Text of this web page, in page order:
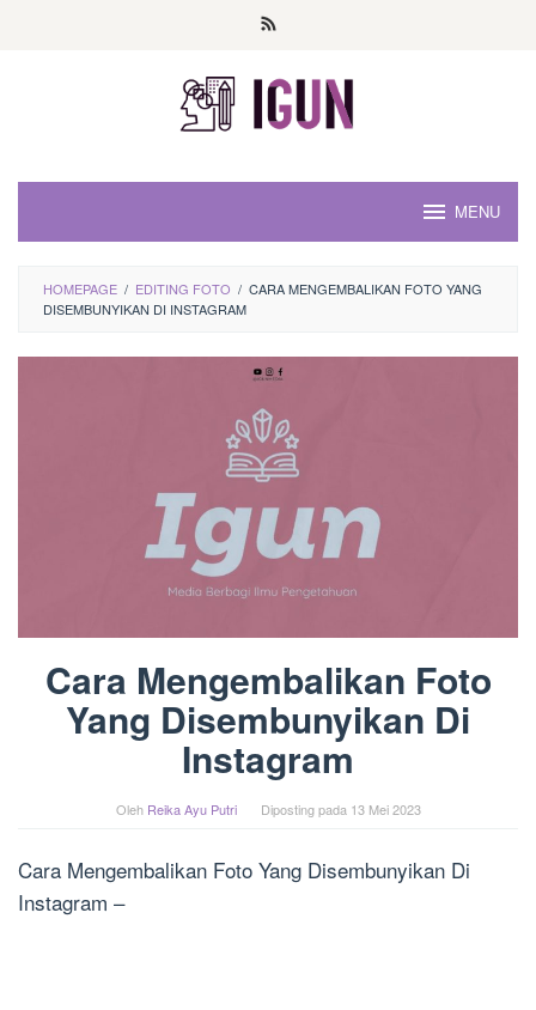
MENU
HOMEPAGE / EDITING FOTO / CARA MENGEMBALIKAN FOTO YANG
DISEMBUNYIKAN DI INSTAGRAM
Cara Mengembalikan Foto
Yang Disembunyikan Di
Instagram
Oleh Reika Ayu Putri Diposting pada 13 Mei 2023
Cara Mengembalikan Foto Yang Disembunyikan Di
Instagram –